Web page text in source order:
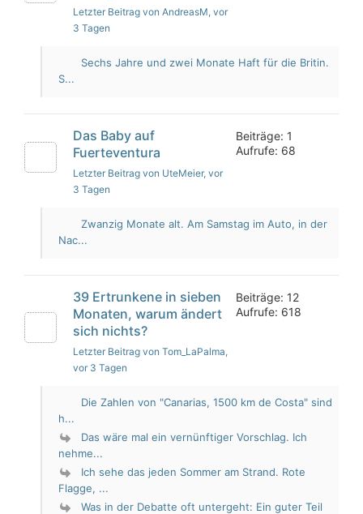
Letzter Beitrag von AndreasM, vor
3 Tagen
Sechs Jahre und zwei Monate Haft für die Britin.
S...
Das Baby auf
Fuerteventura
Letzter Beitrag von UteMeier, vor
3 Tagen
Beiträge: 1
Aufrufe: 68
Zwanzig Monate alt. Am Samstag im Auto, in der
Nac...
39 Ertrunkene in sieben
Monaten, warum ändert
sich nichts?
Letzter Beitrag von Tom_LaPalma,
vor 3 Tagen
Beiträge: 12
Aufrufe: 618
Die Zahlen von "Canarias, 1500 km de Costa" sind
h...
Das wäre mal ein vernünftiger Vorschlag. Ich
nehme...
Ich sehe das jeden Sommer am Strand. Rote
Flagge, ...
Was in der Debatte oft untergeht: Ein guter Teil